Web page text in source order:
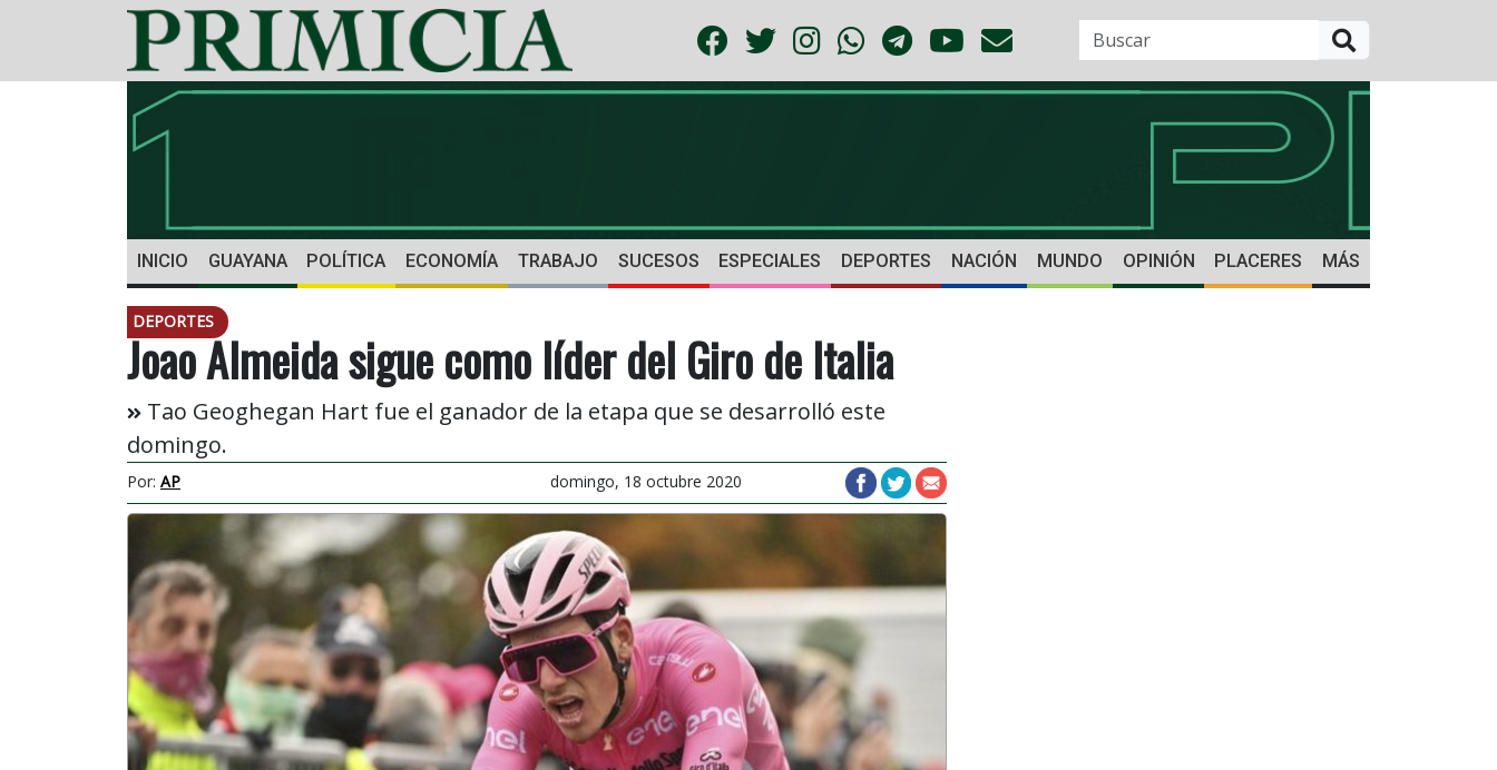
INICIO GUAYANA POLÍTICA ECONOMÍA TRABAJO SUCESOS ESPECIALES DEPORTES NACIÓN MUNDO OPINIÓN PLACERES MÁS
DEPORTES
Joao Almeida sigue como líder del Giro de Italia
Tao Geoghegan Hart fue el ganador de la etapa que se desarrolló este
domingo.
Por: AP domingo, 18 octubre 2020